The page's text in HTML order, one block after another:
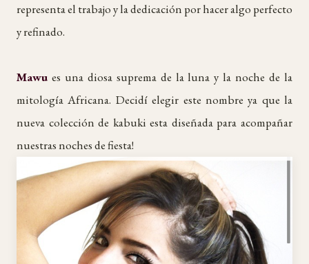
representa el trabajo y la dedicación por hacer algo perfecto
y refinado.
Mawu es una diosa suprema de la luna y la noche de la
mitología Africana. Decidí elegir este nombre ya que la
nueva colección de kabuki esta diseñada para acompañar
nuestras noches de fiesta!